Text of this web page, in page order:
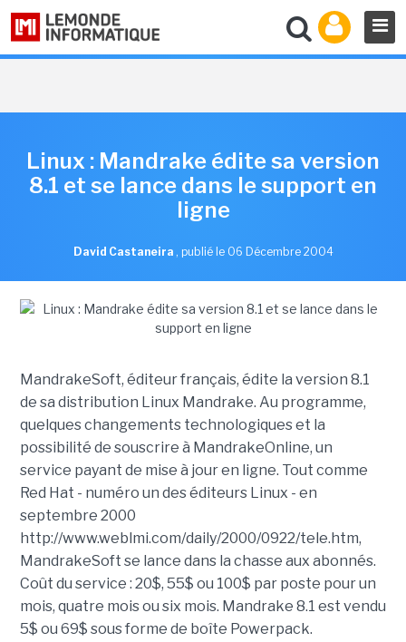
Linux : Mandrake édite sa version
8.1 et se lance dans le support en
ligne
David Castaneira , publié le 06 Décembre 2004
MandrakeSoft, éditeur français, édite la version 8.1
de sa distribution Linux Mandrake. Au programme,
quelques changements technologiques et la
possibilité de souscrire à MandrakeOnline, un
service payant de mise à jour en ligne. Tout comme
Red Hat - numéro un des éditeurs Linux - en
septembre 2000
http://www.weblmi.com/daily/2000/0922/tele.htm,
MandrakeSoft se lance dans la chasse aux abonnés.
Coût du service : 20$, 55$ ou 100$ par poste pour un
mois, quatre mois ou six mois. Mandrake 8.1 est vendu
5$ ou 69$ sous forme de boîte Powerpack.